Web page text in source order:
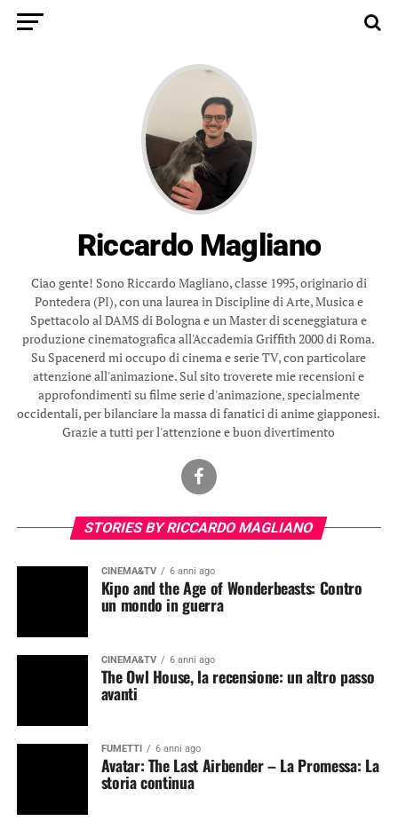
Riccardo Magliano
Ciao gente! Sono Riccardo Magliano, classe 1995, originario di
Pontedera (PI), con una laurea in Discipline di Arte, Musica e
Spettacolo al DAMS di Bologna e un Master di sceneggiatura e
produzione cinematografica all'Accademia Griffith 2000 di Roma.
Su Spacenerd mi occupo di cinema e serie TV, con particolare
attenzione all'animazione. Sul sito troverete mie recensioni e
approfondimenti su filme serie d'animazione, specialmente
occidentali, per bilanciare la massa di fanatici di anime giapponesi.
Grazie a tutti per l'attenzione e buon divertimento
STORIES BY RICCARDO MAGLIANO
CINEMA&TV 6 anni ago
Kipo and the Age of Wonderbeasts: Contro
un mondo in guerra
CINEMA&TV 6 anni ago
The Owl House, la recensione: un altro passo
avanti
FUMETTI 6 anni ago
Avatar: The Last Airbender – La Promessa: La
storia continua